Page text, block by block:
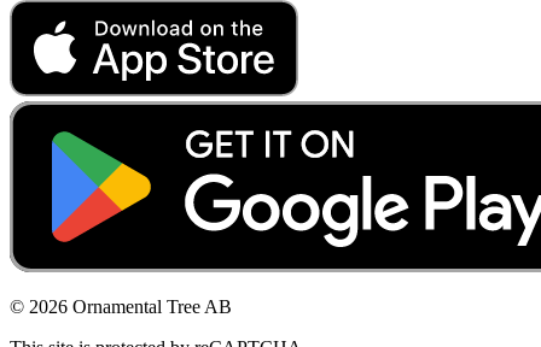
© 2026 Ornamental Tree AB